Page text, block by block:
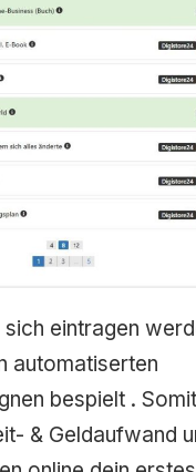
eintragen
automatiserten
bespielt .
& Geldaufwand